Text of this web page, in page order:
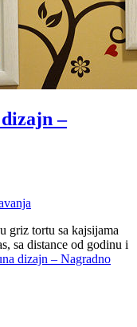
–
griz tortu sa kajsijama
sa distance od godinu i
dizajn – Nagradno